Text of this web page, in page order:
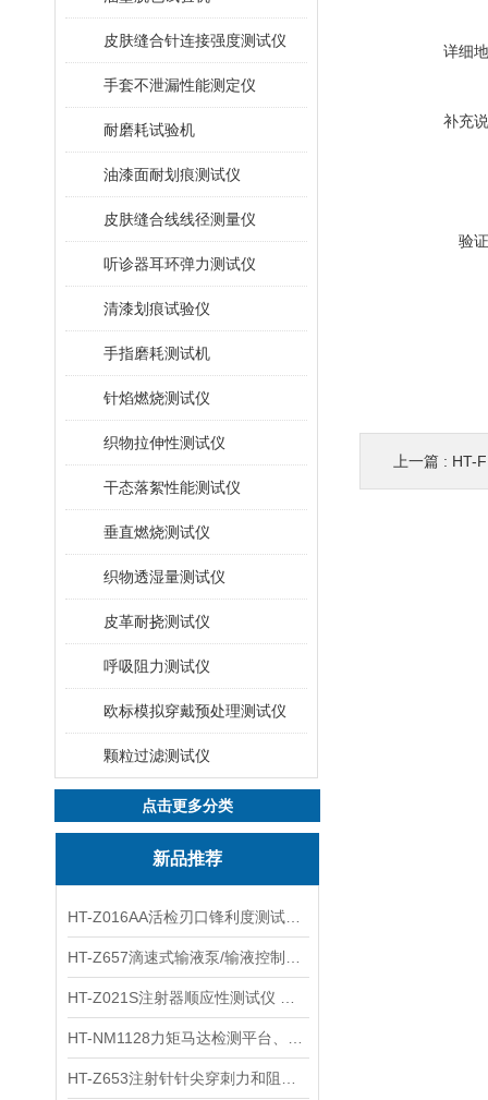
皮肤缝合针连接强度测试仪
手套不泄漏性能测定仪
耐磨耗试验机
油漆面耐划痕测试仪
皮肤缝合线线径测量仪
听诊器耳环弹力测试仪
清漆划痕试验仪
手指磨耗测试机
针焰燃烧测试仪
织物拉伸性测试仪
干态落絮性能测试仪
垂直燃烧测试仪
织物透湿量测试仪
皮革耐挠测试仪
呼吸阻力测试仪
欧标模拟穿戴预处理测试仪
颗粒过滤测试仪
点击更多分类
新品推荐
详细
补充
验
上一篇 : HT-